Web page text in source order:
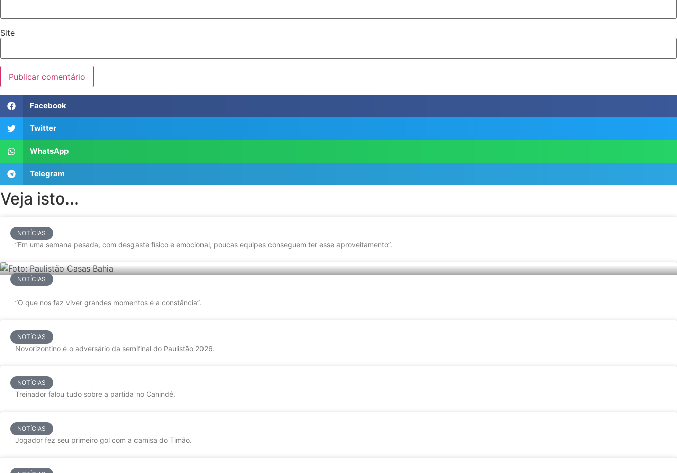
Site
Facebook
Twitter
WhatsApp
Telegram
Veja isto...
NOTÍCIAS
”Em uma semana pesada, com desgaste físico e emocional, poucas equipes conseguem ter esse aproveitamento”.
NOTÍCIAS
”O que nos faz viver grandes momentos é a constância”.
NOTÍCIAS
Novorizontino é o adversário da semifinal do Paulistão 2026.
NOTÍCIAS
Treinador falou tudo sobre a partida no Canindé.
NOTÍCIAS
Jogador fez seu primeiro gol com a camisa do Timão.